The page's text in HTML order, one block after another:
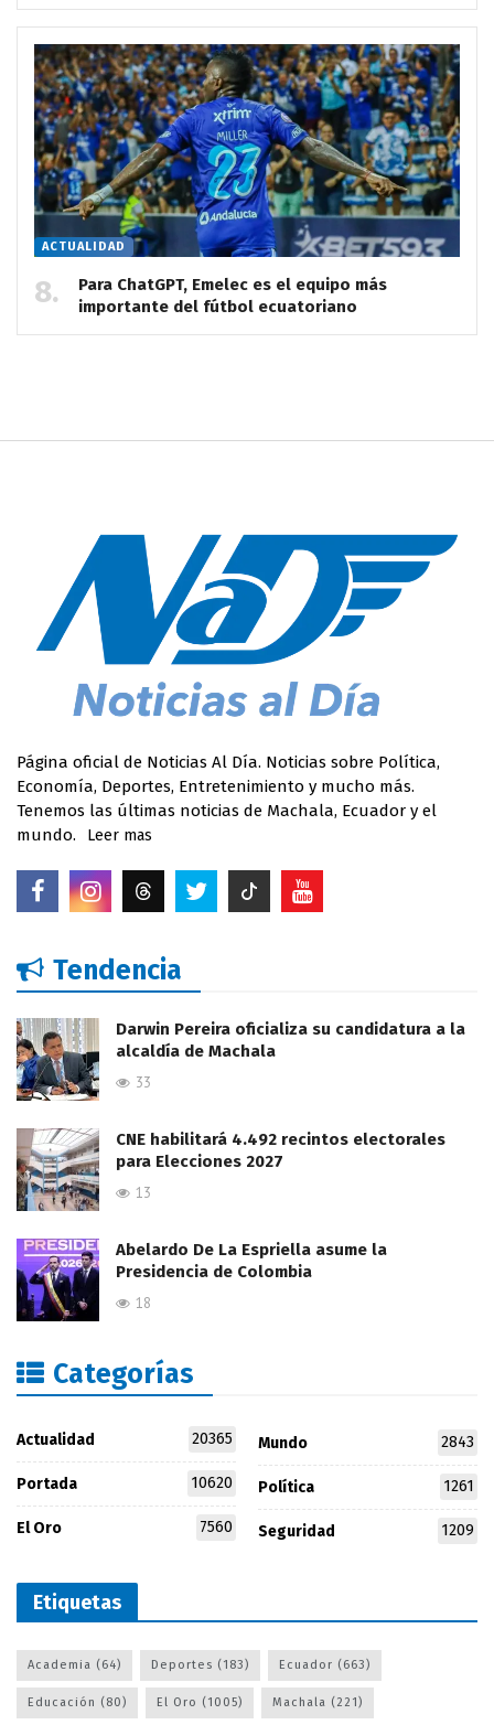
ACTUALIDAD
Para ChatGPT, Emelec es el equipo más
importante del fútbol ecuatoriano
Página oficial de Noticias Al Día. Noticias sobre Política,
Economía, Deportes, Entretenimiento y mucho más.
Tenemos las últimas noticias de Machala, Ecuador y el
mundo.
Leer mas
Tendencia
Darwin Pereira oficializa su candidatura a la
alcaldía de Machala
33
CNE habilitará 4.492 recintos electorales
para Elecciones 2027
13
Abelardo De La Espriella asume la
Presidencia de Colombia
18
Categorías
Actualidad 20365
Portada 10620
El Oro 7560
Mundo 2843
Política 1261
Seguridad 1209
Etiquetas
Academia (64) Deportes (183) Ecuador (663)
Educación (80) El Oro (1005) Machala (221)